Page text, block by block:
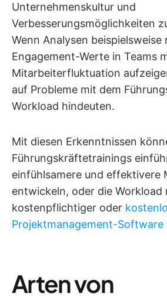
Unternehmenskultur und
Verbesserungsmöglichkeiten
Wenn Analysen beispielsweise
Engagement-Werte in Teams
Mitarbeiterfluktuation
auf Probleme mit dem
Workload hindeuten.
Mit diesen Erkenntnissen
Führungskräftetrainings
einfühlsamere und effektivere
entwickeln, oder die Workload
kostenpflichtiger oder
Projektmanagement-Software
Arten von